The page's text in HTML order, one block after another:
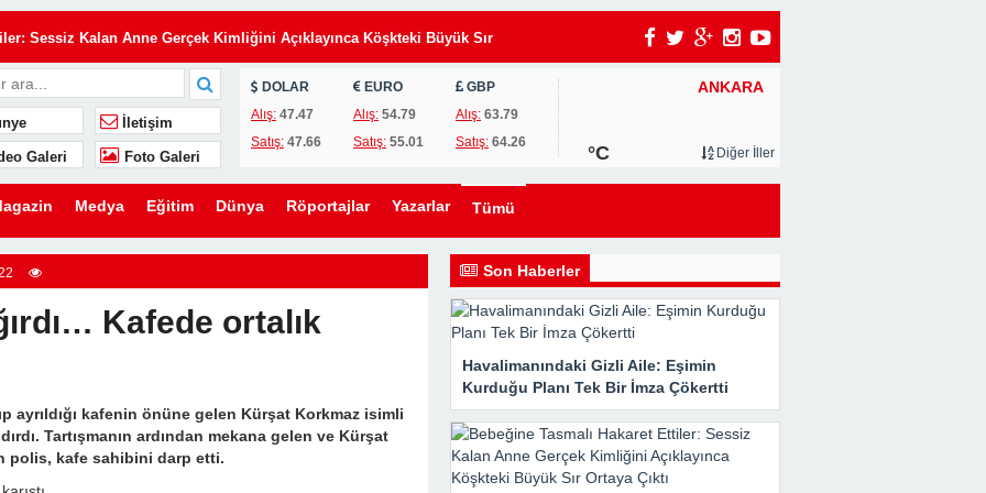
Sessiz Kalan Anne Gerçek Kimliğini Açıklayınca Köşkteki Büyük Sır
Annemi Hizmetçi Gibi Çalıştırıyorlardı: Tapunun Kime Ait Olduğunu
Gün, Kayınvalidesinin Son Hediyesi Hayatını Değiştirdi
Oğlunu Kurtaran Babanın Büyük Sırrı
Kahvaltı Masasında Tüm Gerçekleri Ortaya Çıkardı
Üvey Babasının Yaptığı Gizli Davet Tüm Ailenin Kaderini Değiştirdi
Gelen Gizemli Kadını Anlattı… Gerçeği Öğrendiğimde Gözyaşlarıma
İki Havlu, Bir Babanın Sakladığı Büyük Acıyı Ortaya Çıkardı
Kurduğu Planı Tek Bir İmza Çökertti
İletişim
Galeri Foto Galeri
DOLAR
Alış: 47.47
Satış: 47.66
EURO
Alış:54.79
Satış:55.01
GBP
Alış:63.79
Satış:64.26
ANKARA
°C Diğer İller
Medya Eğitim Dünya Röportajlar Yazarlar Tümü
Kafede ortalık
ayrıldığı kafenin önüne gelen Kürşat Korkmaz isimli
Tartışmanın ardından mekana gelen ve Kürşat
polis, kafe sahibini darp etti.
Son Haberler
Havalimanındaki Gizli Aile: Eşimin
Kurduğu Planı Tek Bir İmza Çökertti